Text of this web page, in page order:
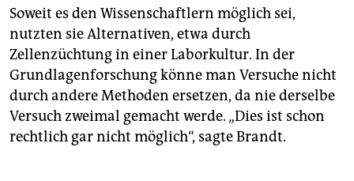
Soweit es den Wissenschaftlern möglich sei,
nutzten sie Alternativen, etwa durch
Zellenzüchtung in einer Laborkultur. In der
Grundlagenforschung könne man Versuche nicht
durch andere Methoden ersetzen, da nie derselbe
Versuch zweimal gemacht werde. „Dies ist schon
rechtlich gar nicht möglich“, sagte Brandt.